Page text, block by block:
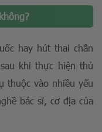
hay hút thai chân
khi thực hiện thủ
thuộc vào nhiều yếu
bác sĩ, cơ địa của